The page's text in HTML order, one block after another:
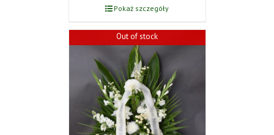
Pokaż szczegóły
Out of stock